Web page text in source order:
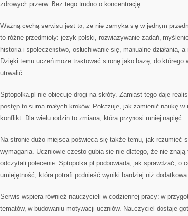
zdrowych przerw. Bez tego trudno o koncentrację.
Ważną cechą serwisu jest to, że nie zamyka się w jednym
to różne przedmioty: język polski, rozwiązywanie zadań,
historia i społeczeństwo, osłuchiwanie się, manualne działania,
Dzięki temu uczeń może traktować stronę jako bazę, do którego
utrwalić.
Sptopolka.pl nie obiecuje drogi na skróty. Zamiast tego daje
postęp to suma małych kroków. Pokazuje, jak zamienić naukę w
konflikt. Dla wielu rodzin to zmiana, która przynosi mniej napięć.
Na stronie dużo miejsca poświęca się także temu, jak rozumieć
wymagania. Uczniowie często gubią się nie dlatego, że nie
odczytali polecenie. Sptopolka.pl podpowiada, jak sprawdzać, o
umiejętność, która potrafi podnieść wyniki bardziej niż dodatkowa
Serwis wspiera również nauczycieli w codziennej pracy: w
tematów, w budowaniu motywacji uczniów. Nauczyciel dostaje